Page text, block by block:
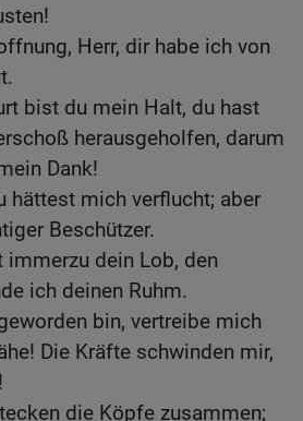
Herr, dir habe ich von
bist du mein Halt, du hast
herausgeholfen, darum
Dank!
hättest mich verflucht; aber
Beschützer.
dein Lob, den
ich deinen Ruhm.
bin, vertreibe mich
Die Kräfte schwinden mir,
die Köpfe zusammen;